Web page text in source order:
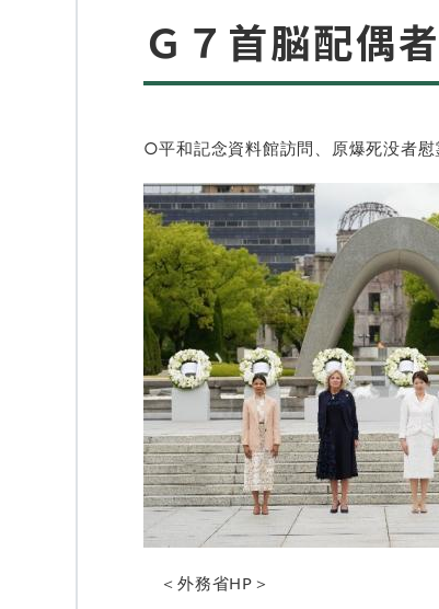
Ｇ７首脳配偶
○平和記念資料館訪問、原爆死没者
＜外務省HP＞